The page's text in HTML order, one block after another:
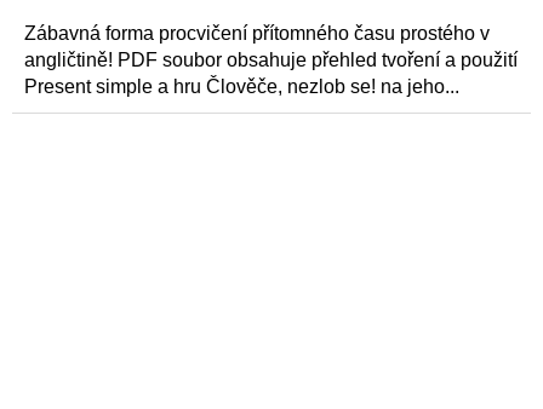
Zábavná forma procvičení přítomného času prostého v
angličtině! PDF soubor obsahuje přehled tvoření a použití
Present simple a hru Člověče, nezlob se! na jeho...